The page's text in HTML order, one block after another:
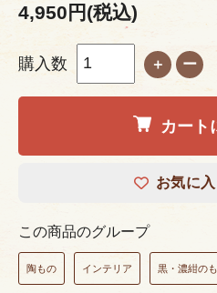
4,950円(税込)
購入数 ＋ ー
カート
お気に
この商品のグループ
陶もの インテリア 黒・濃紺の